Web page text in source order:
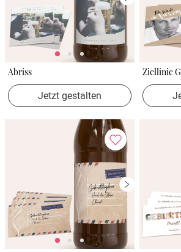
Abriss
Jetzt gestalten
Ziellinie